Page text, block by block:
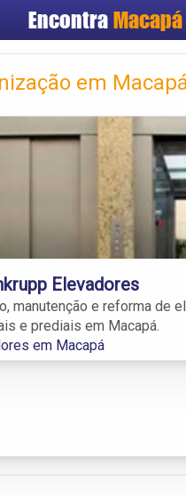
EncontraMacapá
Cadastrar
Criar conta
em
Elevadores
manutenção e reforma de
e prediais em Macapá.
em Macapá